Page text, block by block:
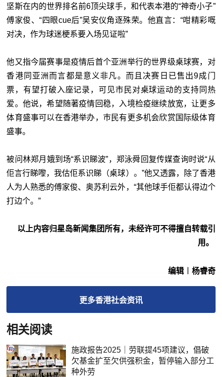
坚斯在内的世界排名前6顶尖球手，和代表本港的“神奇小子”
傅家俊、“四眼cue后”吴安仪角逐殊荣。他直言：“咁精彩嘅
对决，作为球迷梗系要入场见证啦”
他又指今届赛事是疫情后首个亚洲举行的世界级桌球赛，对
香港同亚洲而言都是意义非凡。而且决赛日已售出9成门
票，有望打破入座记录，可见市民对桌球运动的支持同热
爱。他说，希望随著疫情回稳，入境检疫继续放宽，让更多
体育盛事可以在香港举办，巿民有更多机会欣赏国际级体育
盛事。
被问林郑月娥到场“系识睇波”，郑泳舜回复传媒查询时说“从
佢言行睇嚟，我估佢系识睇（桌球）。”他又透露，除了香港
人为人熟悉的傅家俊、奥苏利云外，“其他球手佢都认得边个
打边个。”
以上内容归星岛新闻集团所有，未经许可不得擅自转载引
用。
编辑︱杨睿奇
更多香港社会资讯
相关阅读
施政报告2025｜劳联提45项建议，倡破
欠基金扩至欠供强积金，暂停输入部分工
种外劳